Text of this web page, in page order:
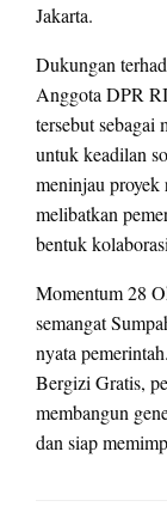
Jakarta.
Dukungan
Anggota DPR
tersebut sebagai
untuk keadilan
meninjau proyek
melibatkan
bentuk
Momentum 28
semangat
nyata
Bergizi Gratis,
membangun
dan siap